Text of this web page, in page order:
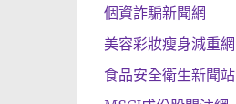
個資詐騙新聞網
美容彩妝瘦身減重網
食品安全衛生新聞站